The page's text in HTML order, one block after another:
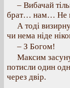
– Вибачай
брат… нам… Не
А тоді
чи нема ніде
– З Богом!
Максим
потисли один
через двір.